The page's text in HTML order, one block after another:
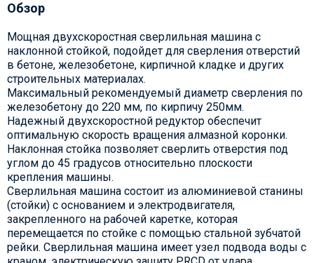
Обзор
Мощная двухскоростная сверлильная машина с
наклонной стойкой, подойдет для сверления отверстий
в бетоне, железобетоне, кирпичной кладке и других
строительных материалах.
Максимальный рекомендуемый диаметр сверления по
железобетону до 220 мм, по кирпичу 250мм.
Надежный двухскоростной редуктор обеспечит
оптимальную скорость вращения алмазной коронки.
Наклонная стойка позволяет сверлить отверстия под
углом до 45 градусов относительно плоскости
крепления машины.
Сверлильная машина состоит из алюминиевой станины
(стойки) с основанием и электродвигателя,
закрепленного на рабочей каретке, которая
перемещается по стойке с помощью стальной зубчатой
рейки. Сверлильная машина имеет узел подвода воды с